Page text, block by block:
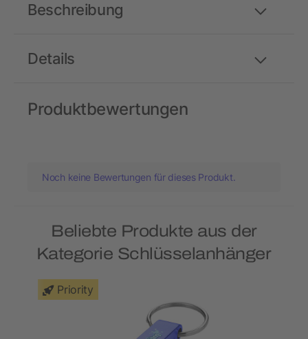
Details
Beschreibung
Produktbewertungen
Noch keine Bewertungen für dieses Produkt.
Beliebte Produkte aus der
Kategorie Schlüsselanhänger
Priority